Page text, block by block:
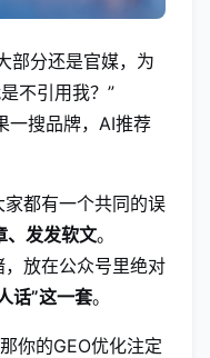
部分还是官媒，为
不引用我？”
一搜品牌，AI推荐
都有一个共同的误
、发发软文。
放在公众号里绝对
话”这一套。
你的GEO优化注定